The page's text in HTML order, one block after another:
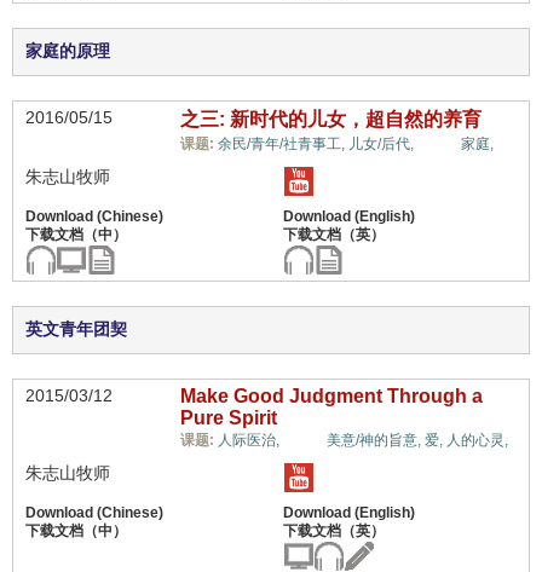
家庭的原理
2016/05/15 之三: 新时代的儿女，超自然的养育
课题: 余民/青年/社青事工, 儿女/后代, 家庭,
朱志山牧师
英文青年团契
2015/03/12
Make Good Judgment Through a
Pure Spirit
课题: 人际医治, 美意/神的旨意, 爱, 人的心灵,
朱志山牧师